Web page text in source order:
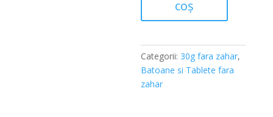
coș
Categorii: 30g fara zahar,
Batoane si Tablete fara
zahar